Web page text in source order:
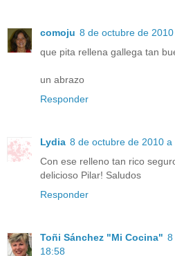
comoju 8 de octubre de
que pita rellena gallega tan
un abrazo
Responder
Lydia 8 de octubre de 2010 a
Con ese relleno tan rico
delicioso Pilar! Saludos
Responder
Toñi Sánchez "Mi Cocina" 8
18:58